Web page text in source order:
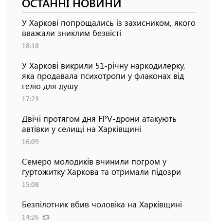
У Харкові попрощались із захисником, якого
вважали зниклим безвісті
18:18
У Харкові викрили 51-річну наркодилерку,
яка продавала психотропи у флаконах від
гелю для душу
17:23
Двічі протягом дня FPV-дрони атакують
автівки у селищі на Харківщині
16:09
Семеро молодиків вчинили погром у
гуртожитку Харкова та отримали підозри
15:08
Безпілотник вбив чоловіка на Харківщині
14:26